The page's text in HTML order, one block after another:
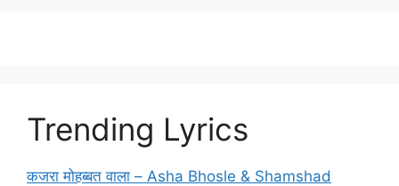
Trending Lyrics
कजरा मोहब्बत वाला – Asha Bhosle & Shamshad